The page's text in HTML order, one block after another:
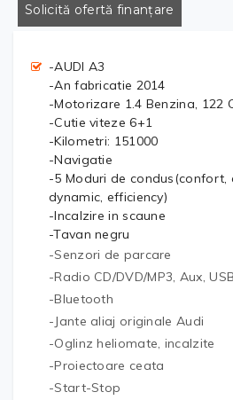
Solicită ofertă finanțare
-AUDI A3
-An fabricatie 2014
-Motorizare 1.4 Benzina, 122
-Cutie viteze 6+1
-Kilometri: 151000
-Navigatie
-5 Moduri de condus(confort,
dynamic, efficiency)
-Incalzire in scaune
-Tavan negru
-Senzori de parcare
-Radio CD/DVD/MP3, Aux,
-Bluetooth
-Jante aliaj originale Audi
-Oglinz heliomate, incalzite
-Proiectoare ceata
-Start-Stop